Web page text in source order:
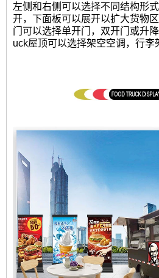
左侧和右侧可以选择不同结构形
开，下面板可以展开以扩大货物
门可以选择单开门，双开门或升
uck屋顶可以选择架空空调，行